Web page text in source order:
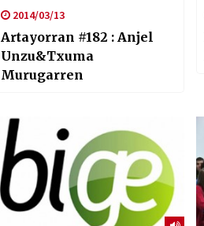
2014/03/13
Artayorran #182 : Anjel
Unzu&Txuma
Murugarren